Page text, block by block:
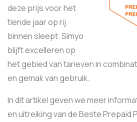
deze prijs voor het
tiende jaar op rij
binnen sleept. Simyo
blijft excelleren op
het gebied van tarieven in
en gemak van gebruik.
In dit artikel geven we meer
en uitreiking van de Beste Prepaid